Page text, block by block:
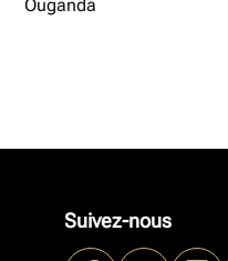
Ouganda
Suivez-nous